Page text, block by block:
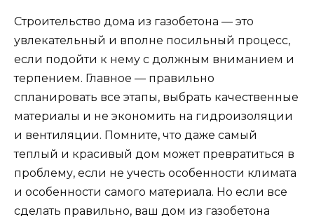
Строительство дома из газобетона — это
увлекательный и вполне посильный процесс,
если подойти к нему с должным вниманием и
терпением. Главное — правильно
спланировать все этапы, выбрать качественные
материалы и не экономить на гидроизоляции
и вентиляции. Помните, что даже самый
теплый и красивый дом может превратиться в
проблему, если не учесть особенности климата
и особенности самого материала. Но если все
сделать правильно, ваш дом из газобетона